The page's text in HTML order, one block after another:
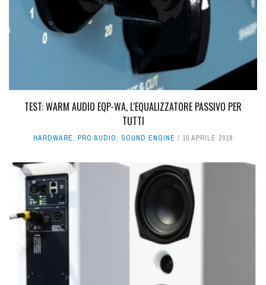
TEST: WARM AUDIO EQP-WA, L'EQUALIZZATORE PASSIVO PER
TUTTI
HARDWARE, PRO AUDIO, SOUND ENGINE 10 APRILE 2016